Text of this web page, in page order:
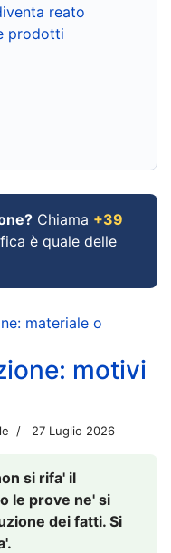
reato
prodotti
Chiama +39
è quale delle
materiale o
motivi
27 Luglio 2026
si rifa' il
le prove ne' si
dei fatti. Si